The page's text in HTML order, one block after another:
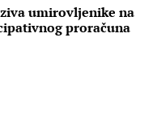
umirovljenike na
proračuna